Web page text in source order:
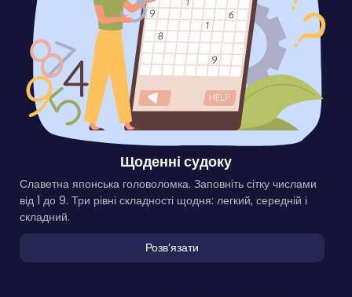
Щоденні судоку
Славетна японська головоломка. Заповніть сітку числами
від 1 до 9. Три рівні складності щодня: легкий, середній і
складний.
Розвʼязати